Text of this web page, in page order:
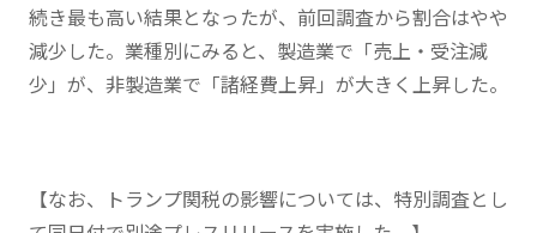
続き最も高い結果となったが、前回調査から割合はやや
減少した。業種別にみると、製造業で「売上・受注減
少」が、非製造業で「諸経費上昇」が大きく上昇した。
【なお、トランプ関税の影響については、特別調査とし